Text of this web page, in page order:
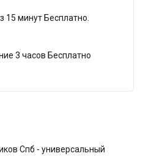
15 минут Бесплатно.
3 часов Бесплатно
Спб - универсальный